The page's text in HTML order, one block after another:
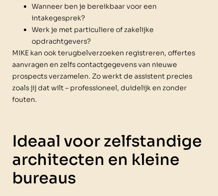
Wanneer ben je bereikbaar voor een
intakegesprek?
Werk je met particuliere of zakelijke
opdrachtgevers?
MIKE kan ook terugbelverzoeken registreren, offertes
aanvragen en zelfs contactgegevens van nieuwe
prospects verzamelen. Zo werkt de assistent precies
zoals jij dat wilt – professioneel, duidelijk en zonder
fouten.
Ideaal voor zelfstandige
architecten en kleine
bureaus